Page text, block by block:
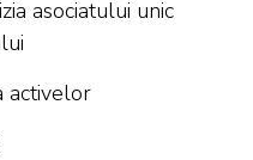
asociatului unic
activelor